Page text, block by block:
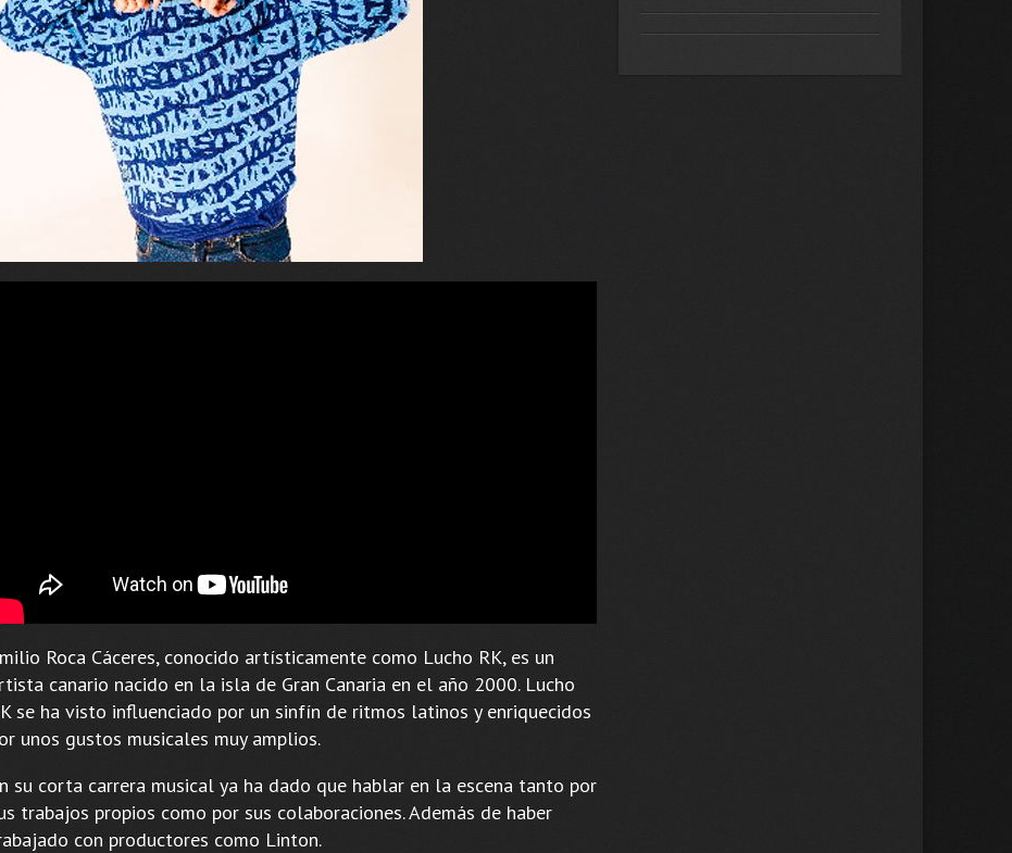
Roca Cáceres, conocido artísticamente como Lucho RK, es un
canario nacido en la isla de Gran Canaria en el año 2000. Lucho
se ha visto influenciado por un sinfín de ritmos latinos y enriquecidos
unos gustos musicales muy amplios.
su corta carrera musical ya ha dado que hablar en la escena tanto por
trabajos propios como por sus colaboraciones. Además de haber
con productores como Linton.